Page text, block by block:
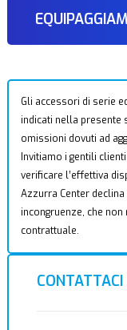
Gli accessori di serie
indicati nella presente
omissioni dovuti ad
Invitiamo i gentili
verificare l’effettiva
Azzurra Center
incongruenze, che
contrattuale.
CONTATTACI